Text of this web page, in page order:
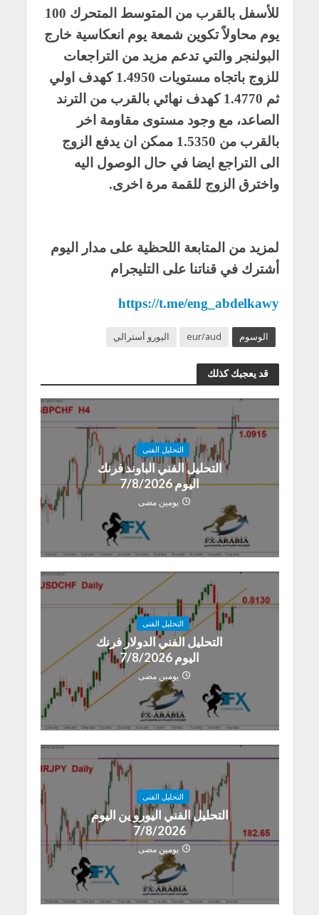
للأسفل بالقرب من المتوسط المتحرك 100
يوم محاولاً تكوين شمعة يوم انعكاسية خارج
البولنجر والتي تدعم مزيد من التراجعات
للزوج باتجاه مستويات 1.4950 كهدف اولي
ثم 1.4770 كهدف نهائي بالقرب من الترند
الصاعد، مع وجود مستوى مقاومة اخر
بالقرب من 1.5350 ممكن ان يدفع الزوج
الى التراجع ايضا في حال الوصول اليه
واخترق الزوج للقمة مرة اخرى.
لمزيد من المتابعة اللحظية على مدار اليوم
أشترك في قناتنا على التليجرام
https://t.me/eng_abdelkawy
الوسوم eur/aud اليورو أسترالي
قد يعجبك كذلك
التحليل الفنى
التحليل الفني الباوند فرنك
اليوم 7/8/2026
يومين مضى
التحليل الفنى
التحليل الفني الدولار فرنك
اليوم 7/8/2026
يومين مضى
التحليل الفنى
التحليل الفني اليورو ين اليوم
7/8/2026
يومين مضى